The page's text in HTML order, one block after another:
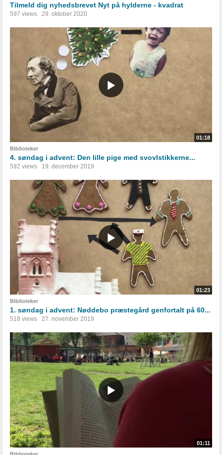
Tilmeld dig nyhedsbrevet Nyt på hylderne - kvadrat
597 views 29. oktober 2020
01:18
Biblioteker
4. søndag i advent: Den lille pige med svovlstikkerne...
592 views 19. december 2019
01:23
Biblioteker
1. søndag i advent: Nøddebo præstegård genfortalt på 60...
518 views 27. november 2019
01:11